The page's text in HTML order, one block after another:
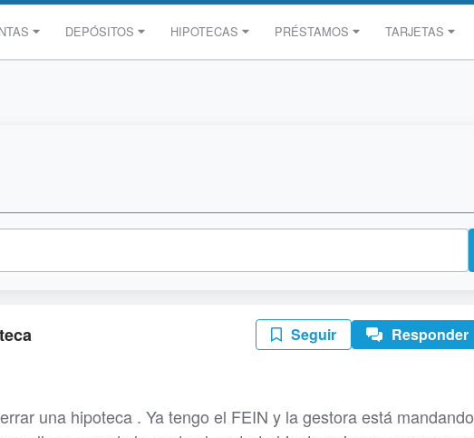
DEPÓSITOS HIPOTECAS PRÉSTAMOS TARJETAS
Seguir Responder
una hipoteca . Ya tengo el FEIN y la gestora está mandando